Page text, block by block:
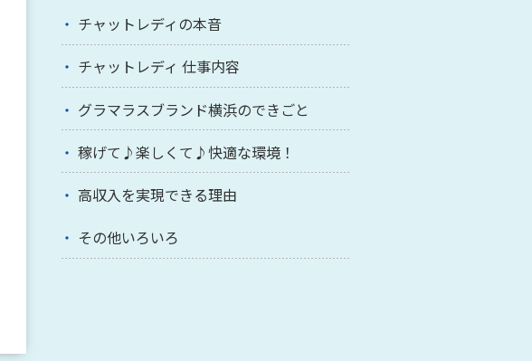
チャットレディの本音
チャットレディ 仕事内容
グラマラスブランド横浜のできごと
稼げて♪楽しくて♪快適な環境！
高収入を実現できる理由
その他いろいろ